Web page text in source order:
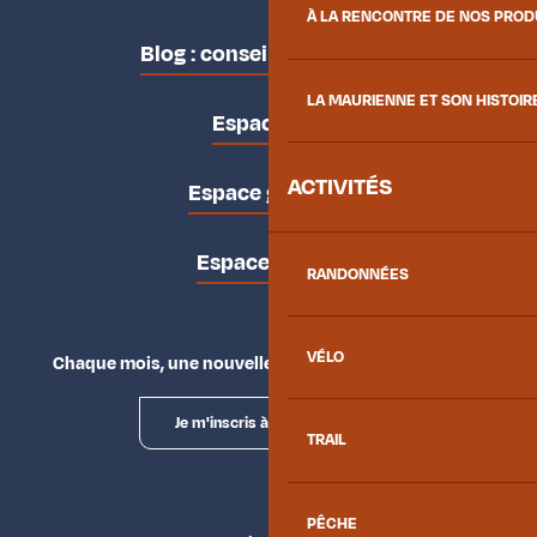
À LA RENCONTRE DE NOS
LA MAURIENNE ET SON
ACTIVITÉS
RANDONNÉES
VÉLO
TRAIL
PÊCHE
Blog : conseils des locaux
Espace pro
Espace groupes
Espace presse
Chaque mois, une nouvelle façon d'explorer la vallée.
Je m'inscris à la newsletter